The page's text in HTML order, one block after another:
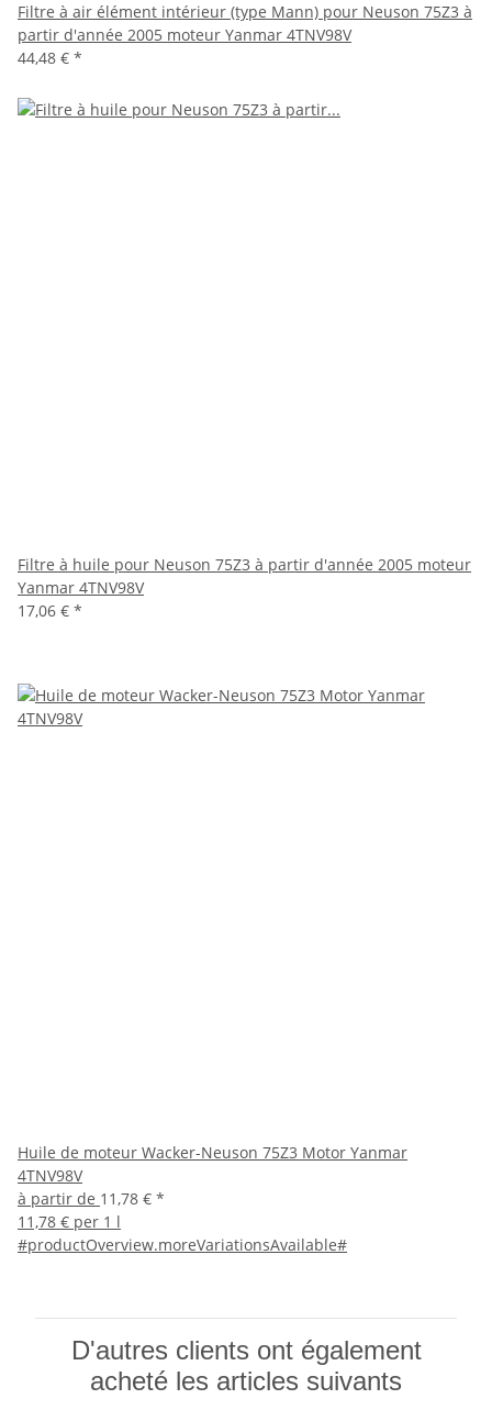
Filtre à air élément intérieur (type Mann) pour Neuson 75Z3 à
partir d'année 2005 moteur Yanmar 4TNV98V
44,48 € *
Filtre à huile pour Neuson 75Z3 à partir d'année 2005 moteur
Yanmar 4TNV98V
17,06 € *
Huile de moteur Wacker-Neuson 75Z3 Motor Yanmar
4TNV98V
à partir de 11,78 € *
11,78 € per 1 l
#productOverview.moreVariationsAvailable#
D'autres clients ont également
acheté les articles suivants